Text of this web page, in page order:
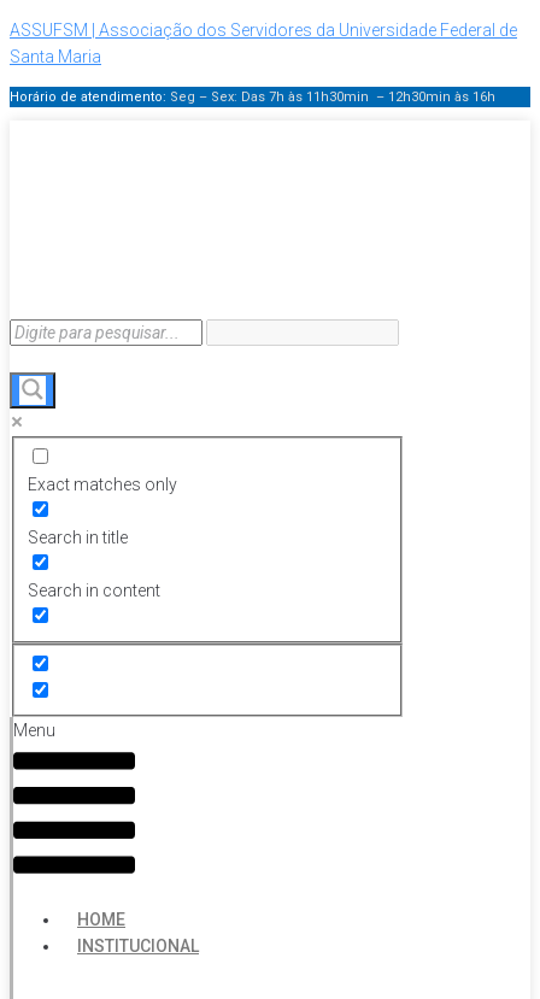
ASSUFSM | Associação dos Servidores da Universidade Federal de
Santa Maria
Horário de atendimento: Seg – Sex: Das 7h às 11h30min – 12h30min às 16h
Exact matches only
Search in title
Search in content
Menu
HOME
INSTITUCIONAL